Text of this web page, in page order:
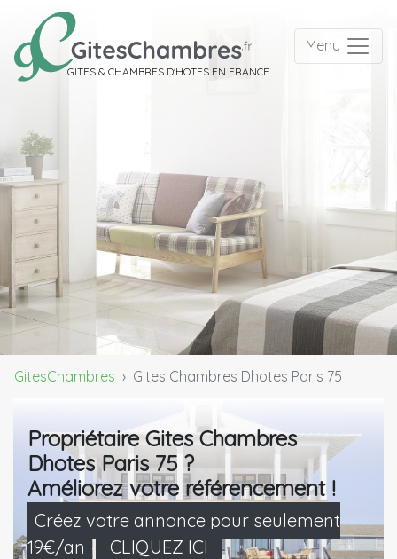
GITES & CHAMBRES D'HOTES EN FRANCE
Menu
GitesChambres Gites Chambres Dhotes Paris 75
Propriétaire Gites Chambres
Dhotes Paris 75 ?
Améliorez votre référencement !
Créez votre annonce pour seulement
19€/an
CLIQUEZ ICI